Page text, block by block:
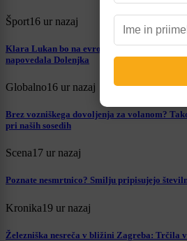
Šport16 ur nazaj
Klara Lukan bo na evropskem prvenstvu
napovedala Dolenjka
Globalno16 ur nazaj
Brez vozniškega dovoljenja za volanom?
pri naših sosedih
Scena17 ur nazaj
Poznate nesmrtnico? Smilju pripisujejo
Kronika19 ur nazaj
Železniška nesreča v bližini Zagreba: Trčila